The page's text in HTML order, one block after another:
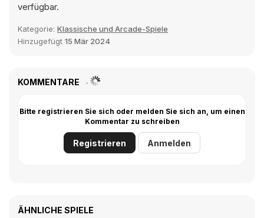
verfügbar.
Kategorie: Klassische und Arcade-Spiele
Hinzugefügt 15 Mär 2024
KOMMENTARE
Bitte registrieren Sie sich oder melden Sie sich an, um einen
Kommentar zu schreiben
Registrieren Anmelden
ÄHNLICHE SPIELE